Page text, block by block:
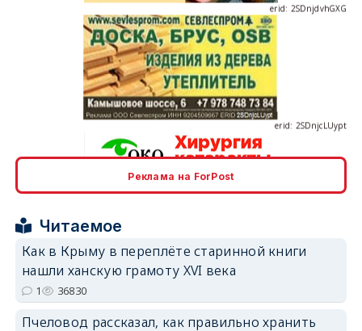
erid: 2SDnjcrDNw6
erid: 2SDnjdPjgYS
Реклама на ForPost
Читаемое
Как в Крыму в переплёте старинной книги
нашли ханскую грамоту XVI века
1 36830
Пчеловод рассказал, как правильно хранить